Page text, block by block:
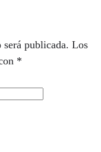
publicada. Los
*